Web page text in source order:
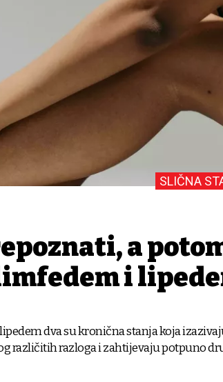
SLIČNA
a
i
dva su kronična stanja koja
različitih razloga i zahtijevaju potpuno